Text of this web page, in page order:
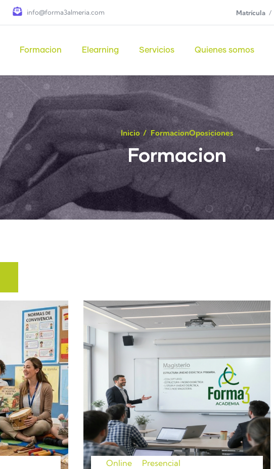
info@forma3almeria.com Matrícula
Formacion Elearning Servicios Quienes somos
Inicio / FormacionOposiciones
Formacion
Online Presencial